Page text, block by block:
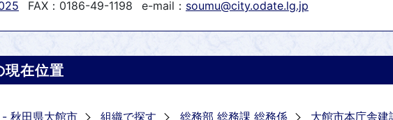
FAX：0186-49-1198 e-mail： soumu@city.odate.lg.jp
現在位置
秋田県大館市 組織で探す 総務部 総務課 総務係 大館市本庁舎建